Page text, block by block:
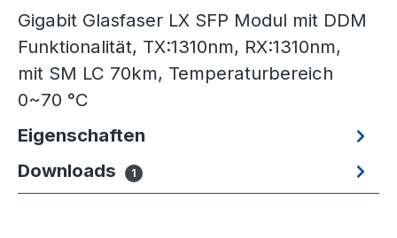
Gigabit Glasfaser LX SFP Modul mit DDM
Funktionalität, TX:1310nm, RX:1310nm,
mit SM LC 70km, Temperaturbereich
0~70 °C
Eigenschaften
Downloads
1